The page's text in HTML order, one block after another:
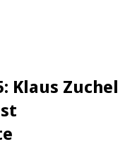
Klaus Zuchel